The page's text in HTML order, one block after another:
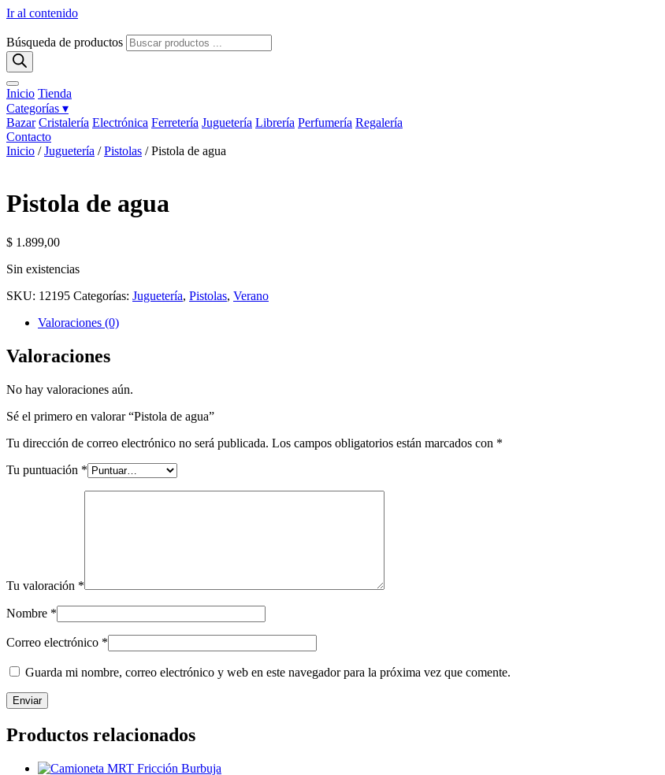
Ir al contenido
Búsqueda de productos
Inicio Tienda
Categorías ▾
Bazar Cristalería Electrónica Ferretería Juguetería Librería Perfumería Regalería
Contacto
Inicio /Juguetería /Pistolas / Pistola de agua
Pistola de agua
$ 1.899,00
Sin existencias
SKU: 12195 Categorías: Juguetería, Pistolas, Verano
Valoraciones (0)
Valoraciones
No hay valoraciones aún.
Sé el primero en valorar “Pistola de agua”
Tu dirección de correo electrónico no será publicada. Los campos obligatorios están marcados con *
Tu puntuación *
Tu valoración *
Nombre *
Correo electrónico *
Guarda mi nombre, correo electrónico y web en este navegador para la próxima vez que comente.
Productos relacionados